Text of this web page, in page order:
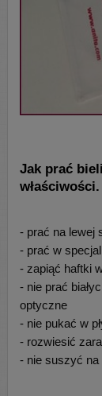
Jak prać
właściwości.
- prać na lewej
- prać w
- zapiąć haftki
- nie prać
optyczne
- nie pukać w
- rozwiesić
- nie suszyć na